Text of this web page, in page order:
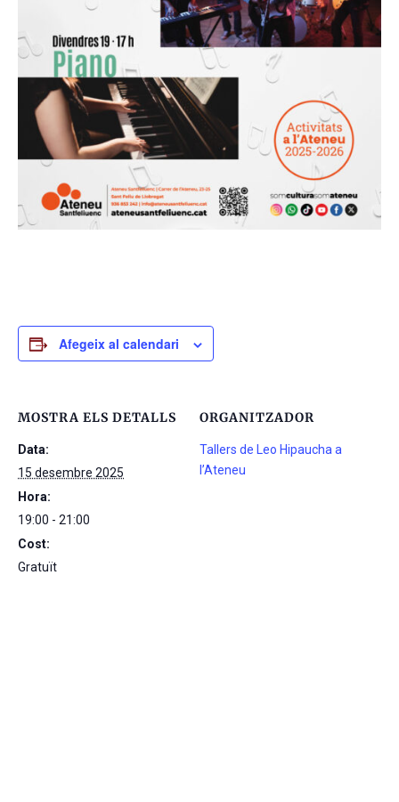
Afegeix al calendari
MOSTRA ELS DETALLS
Data:
15 desembre 2025
Hora:
19:00 - 21:00
Cost:
Gratuït
ORGANITZADOR
Tallers de Leo Hipaucha a
l’Ateneu